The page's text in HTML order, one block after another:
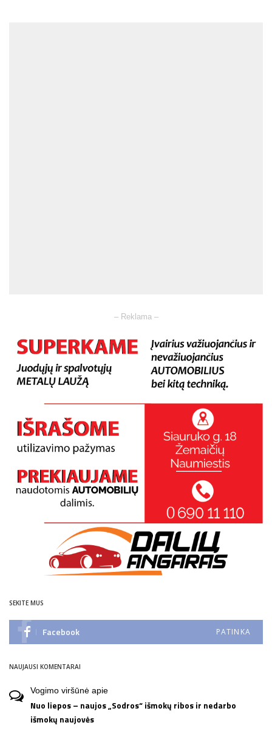
– Reklama –
SEKITE MUS
Facebook PATINKA
NAUJAUSI KOMENTARAI
Vogimo viršūnė apie
Nuo liepos – naujos „Sodros“ išmokų ribos ir nedarbo
išmokų naujovės